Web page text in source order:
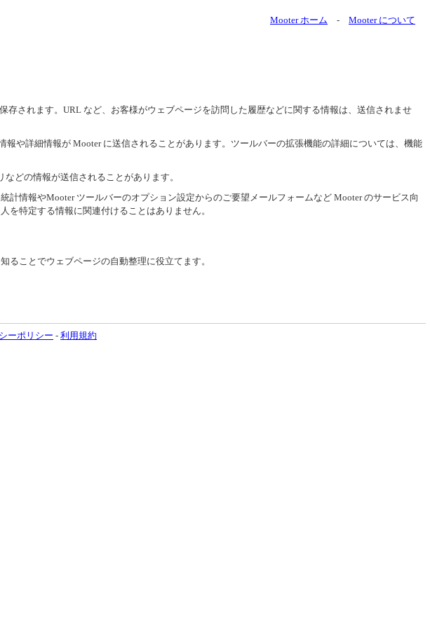
Mooter ホーム - Mooter について
されます。URL など、お客様がウェブページを訪問した履歴などに関する情報は、送信されませ
や詳細情報が Mooter に送信されることがあります。ツールバーの拡張機能の詳細については、機能
どの情報が送信されることがあります。
情報やMooter ツールバーのオプション設定からのご要望メールフォームなど Mooter のサービス向
を特定する情報に関連付けることはありません。
ることでウェブページの自動整理に役立てます。
ーポリシー - 利用規約